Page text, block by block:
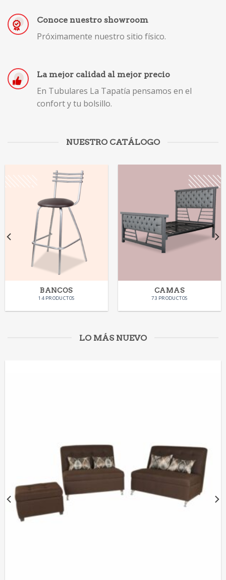
Conoce nuestro showroom
Próximamente nuestro sitio físico.
La mejor calidad al mejor precio
En Tubulares La Tapatía pensamos en el
confort y tu bolsillo.
NUESTRO CATÁLOGO
BANCOS
14 PRODUCTOS
CAMAS
73 PRODUCTOS
LO MÁS NUEVO